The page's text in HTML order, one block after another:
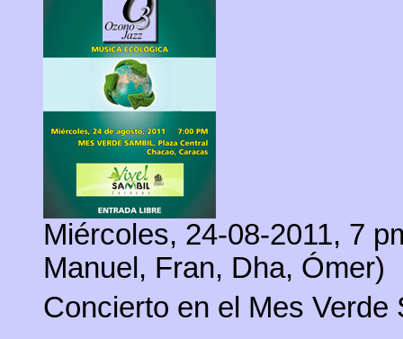
Miércoles, 24-08-2011, 7
Manuel, Fran, Dha, Ómer)
Concierto en el Mes